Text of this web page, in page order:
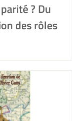
? Du
des rôles